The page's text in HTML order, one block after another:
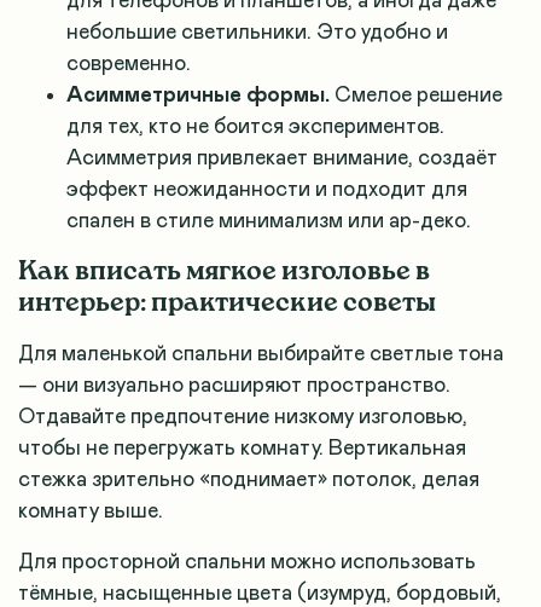
небольшие светильники. Это удобно и
современно.
Асимметричные формы. Смелое решение
для тех, кто не боится экспериментов.
Асимметрия привлекает внимание, создаёт
эффект неожиданности и подходит для
спален в стиле минимализм или ар-деко.
Как вписать мягкое изголовье в
интерьер: практические советы
Для маленькой спальни выбирайте светлые тона
— они визуально расширяют пространство.
Отдавайте предпочтение низкому изголовью,
чтобы не перегружать комнату. Вертикальная
стежка зрительно «поднимает» потолок, делая
комнату выше.
Для просторной спальни можно использовать
тёмные, насыщенные цвета (изумруд, бордовый,